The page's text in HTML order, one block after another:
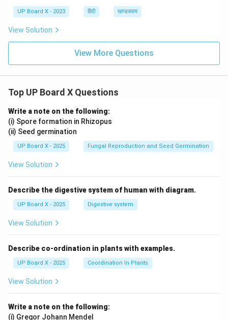
UP Board X - 2023 हिंदी खण्डकाव्य
View Solution
View More Questions
Top UP Board X Questions
Write a note on the following:
(i) Spore formation in Rhizopus
(ii) Seed germination
UP Board X - 2025 Fungal Reproduction and Seed Germination
View Solution
Describe the digestive system of human with diagram.
UP Board X - 2025 Digestive system
View Solution
Describe co-ordination in plants with examples.
UP Board X - 2025 Coordination In Plants
View Solution
Write a note on the following:
(i) Gregor Johann Mendel